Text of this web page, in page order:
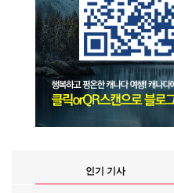
인기 기사